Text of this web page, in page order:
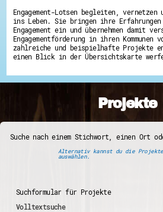
Engagement-Lotsen begleiten,
ins Leben. Sie bringen ihre
Engagement ein und übernehmen damit
Engagementförderung in ihren
zahlreiche und beispielhafte Projekte
einen Blick in der Übersichtskarte
Projekte
Suche nach einem Stichwort, einen Ort
Alternativ kannst du die
auswählen.
Suchformular für Projekte
Volltextsuche